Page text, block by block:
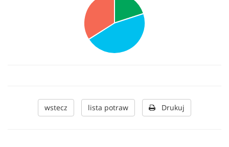
wstecz lista potraw Drukuj